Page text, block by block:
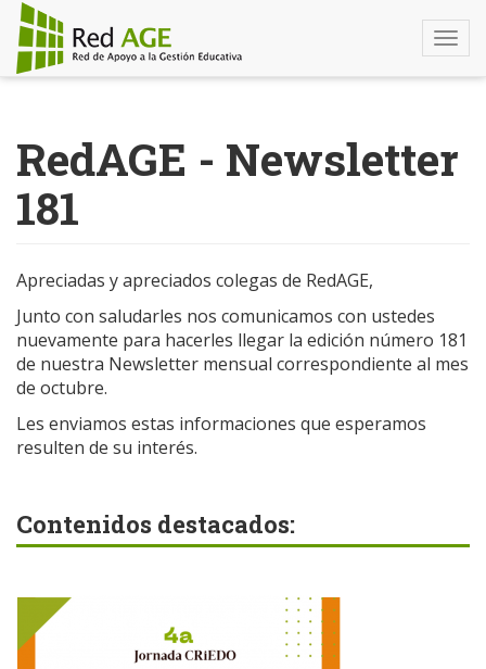
contenido
principal
RedAGE - Newsletter
181
Apreciadas y apreciados colegas de RedAGE,
Junto con saludarles nos comunicamos con ustedes
nuevamente para hacerles llegar la edición número 181
de nuestra Newsletter mensual correspondiente al mes
de octubre.
Les enviamos estas informaciones que esperamos
resulten de su interés.
Contenidos destacados: